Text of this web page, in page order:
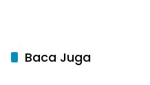
Baca Juga